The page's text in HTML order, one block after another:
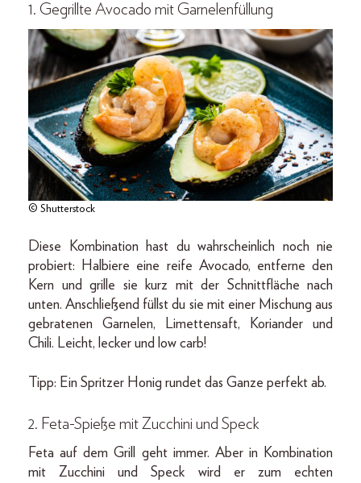
1. Gegrillte Avocado mit Garnelenfüllung
© Shutterstock
Diese Kombination hast du wahrscheinlich noch nie
probiert: Halbiere eine reife Avocado, entferne den
Kern und grille sie kurz mit der Schnittfläche nach
unten. Anschließend füllst du sie mit einer Mischung aus
gebratenen Garnelen, Limettensaft, Koriander und
Chili. Leicht, lecker und low carb!
Tipp: Ein Spritzer Honig rundet das Ganze perfekt ab.
2. Feta-Spieße mit Zucchini und Speck
Feta auf dem Grill geht immer. Aber in Kombination
mit Zucchini und Speck wird er zum echten